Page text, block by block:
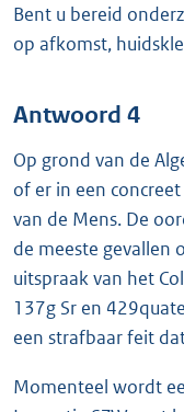
Bent u bereid
op afkomst,
Antwoord 4
Op grond van de
of er in een
van de Mens. De
de meeste gevallen
uitspraak van het
137g Sr en
een strafbaar feit
Momenteel wordt